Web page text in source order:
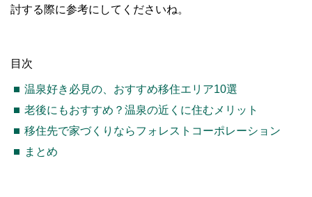
討する際に参考にしてくださいね。
目次
温泉好き必見の、おすすめ移住エリア10選
老後にもおすすめ？温泉の近くに住むメリット
移住先で家づくりならフォレストコーポレーション
まとめ